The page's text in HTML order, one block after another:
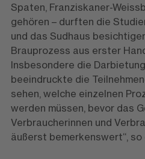
Spaten, Franziskaner-
gehören – durften die
und das Sudhaus
Brauprozess aus erster
Insbesondere die
beeindruckte die
sehen, welche einzelnen
werden müssen, bevor das
Verbraucherinnen und
äußerst bemerkenswert“,